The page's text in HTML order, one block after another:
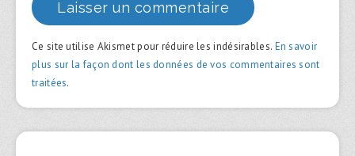
Ce site utilise Akismet pour réduire les indésirables. En savoir
plus sur la façon dont les données de vos commentaires sont
traitées.